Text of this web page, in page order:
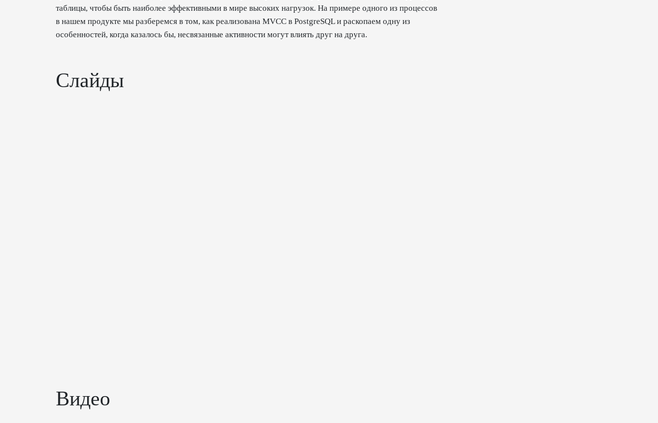
таблицы, чтобы быть наиболее эффективными в мире высоких нагрузок. На примере одного из процессов
в нашем продукте мы разберемся в том, как реализована MVCC в PostgreSQL и раскопаем одну из
особенностей, когда казалось бы, несвязанные активности могут влиять друг на друга.
Слайды
Видео